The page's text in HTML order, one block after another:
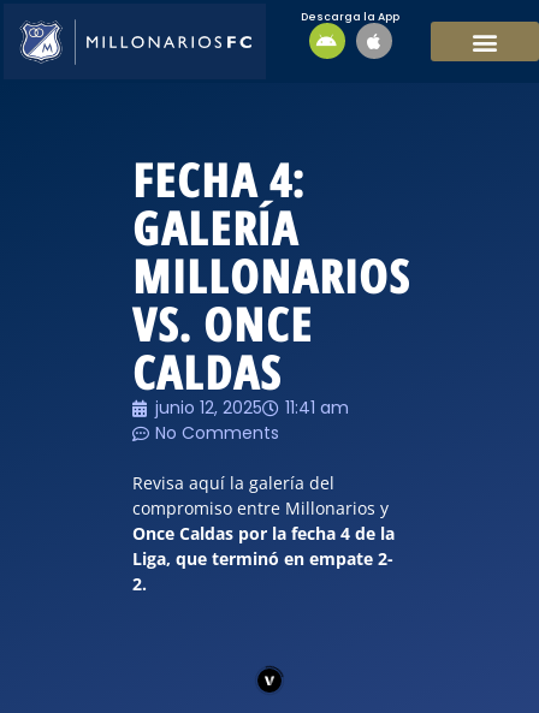
Descarga la App
FECHA 4:
GALERÍA
MILLONARIOS
VS. ONCE
CALDAS
junio 12, 2025
11:41 am
No Comments
Revisa aquí la galería del
compromiso entre Millonarios y
Once Caldas por la fecha 4 de la
Liga, que terminó en empate 2-
2.